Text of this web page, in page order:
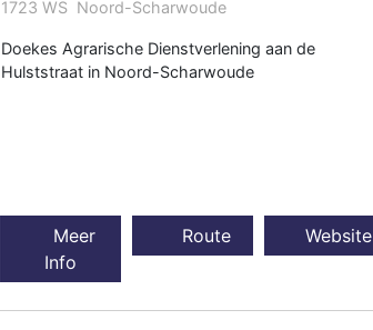
1723 WS Noord-Scharwoude
Doekes Agrarische Dienstverlening aan de
Hulststraat in Noord-Scharwoude
Meer
Info
Route Website